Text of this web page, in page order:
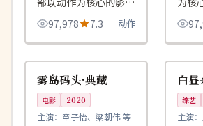
作品，围绕危机、反转
与人物成长展开，整体
节奏紧凑，值得推荐观
看。
97,978 7.3 动作
绕
长展
凑，
中国
4K 99:29
雾岛码头·典藏
电影 2020
主演： 章子怡、梁朝伟 等
美国
完结
白昼
综艺
主演：